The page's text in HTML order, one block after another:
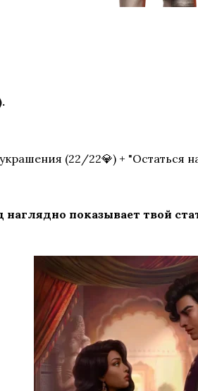
(22/22💎) + "Остаться
наглядно показывает твой